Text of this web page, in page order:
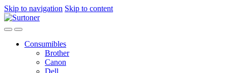
Skip to navigation Skip to content
Consumibles
Brother
Canon
Dell